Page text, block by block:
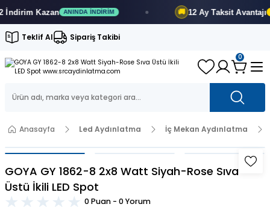
Kazan ANINDA İNDIRIM 12 Ay Taksit Avantajı
Teklif Al Sipariş Takibi
0
Anasayfa Led Aydınlatma İç Mekan Aydınlatma
GOYA GY 1862-8 2x8 Watt Siyah-Rose Sıva
Üstü İkili LED Spot
0 Puan - 0 Yorum